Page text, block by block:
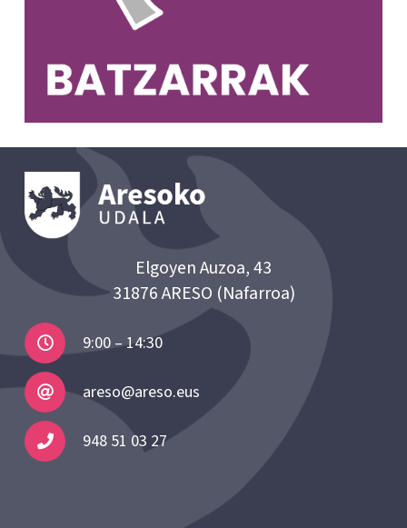
Elgoyen Auzoa, 43
31876 ARESO (Nafarroa)
9:00 – 14:30
areso@areso.eus
948 51 03 27